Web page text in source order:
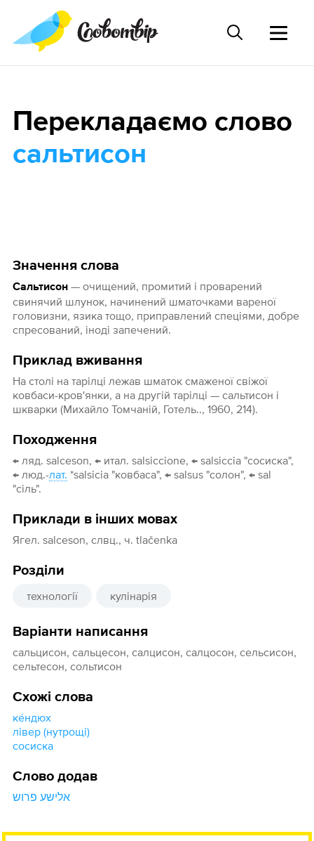
Значення слова
Сальтисон— очищений, промитий і проварений
свинячий шлунок, начинений шматочками вареної
головизни, язика тощо, приправлений спеціями, добре
спресований, іноді запечений.
Приклад вживання
На столі на тарілці лежав шматок смаженої свіжої
ковбаси-кров'янки, а на другій тарілці — сальтисон і
шкварки (Михайло Томчаній, Готель.., 1960, 214).
Походження
← ляд. salceson, ← итал. salsiccione, ← salsiccia "сосиска",
← люд.-лат. *salsicia "ковбаса", ← salsus "солон", ← sal
"сіль".
Приклади в інших мовах
Ягел. salceson, слвц., ч. tlačenka
Розділи
технології кулінарія
Варіанти написання
сальцисон, сальцесон, салцисон, салцосон, сельсисон,
сельтесон, сольтисон
Схожі слова
ке́ндюх
лівер (нутрощі)
сосиска
Слово додав
אלישע פרוש
Перекладаємо слово
сальтисон